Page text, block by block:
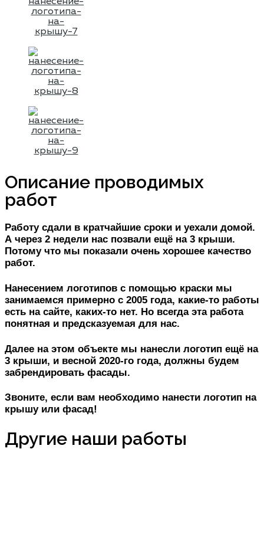
Описание проводимых
работ
Работу сдали в кратчайшие сроки и уехали домой.
А через 2 недели нас позвали ещё на 3 крыши.
Потому что мы показали очень хорошее качество
работ.
Нанесением логотипов с помощью краски мы
занимаемся примерно с 2005 года, какие-то работы
есть на сайте, каких-то нет. Но всегда эта работа
понятная и предсказуемая для нас.
Далее на этом объекте мы нанесли логотип ещё на
3 крыши, и весной 2020-го года, должны будем
забрендировать фасады.
Звоните, если вам необходимо нанести логотип на
крышу или фасад!
Другие наши работы